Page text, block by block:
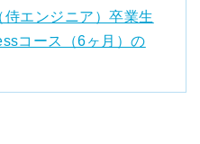
エンジニア）卒業生
コース（6ヶ月）の